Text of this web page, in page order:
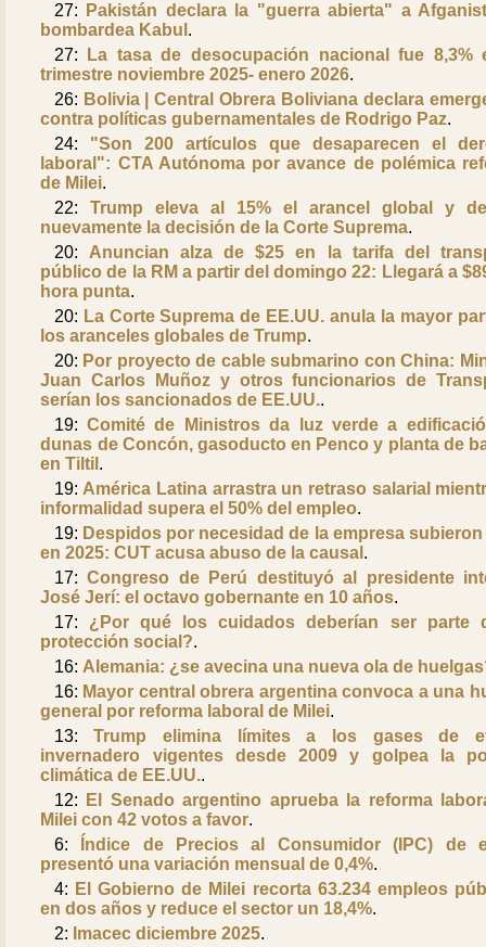
27:
Pakistán declara la "guerra abierta" a
bombardea Kabul .
27:
La tasa de desocupación nacional fue 8,3%
trimestre noviembre 2025- enero 2026.
26: Bolivia | Central Obrera Boliviana declara
contra políticas gubernamentales de Rodrigo Paz.
24: "Son 200 artículos que desaparecen el
laboral": CTA Autónoma por avance de polémica
de Milei.
22: Trump eleva al 15% el arancel global y
nuevamente la decisión de la Corte Suprema.
20: Anuncian alza de $25 en la tarifa del
público de la RM a partir del domingo 22: Llegará a
hora punta.
20: La Corte Suprema de EE.UU. anula la mayor
los aranceles globales de Trump.
20: Por proyecto de cable submarino con China:
Juan Carlos Muñoz y otros funcionarios de
serían los sancionados de EE.UU..
19:Comité de Ministros da luz verde a
dunas de Concón, gasoducto en Penco y planta de
en Tiltil .
19: América Latina arrastra un retraso salarial
informalidad supera el 50% del empleo.
19: Despidos por necesidad de la empresa subieron
en 2025: CUT acusa abuso de la causal .
17:Congreso de Perú destituyó al presidente
José Jerí: el octavo gobernante en 10 años.
17: ¿Por qué los cuidados deberían ser parte
protección social?.
16: Alemania: ¿se avecina una nueva ola de
16: Mayor central obrera argentina convoca a una
general por reforma laboral de Milei.
13:Trump elimina límites a los gases de
invernadero vigentes desde 2009 y golpea la
climática de EE.UU..
12:
El Senado argentino aprueba la reforma
Milei con 42 votos a favor.
6:
Índice de Precios al Consumidor (IPC) de
presentó una variación mensual de 0,4%.
4: El Gobierno de Milei recorta 63.234 empleos
en dos años y reduce el sector un 18,4%.
2: Imacec diciembre 2025.